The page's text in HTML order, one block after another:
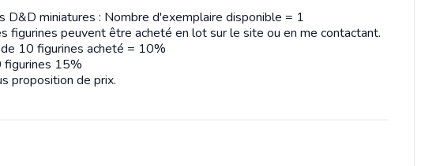
D&D miniatures : Nombre d'exemplaire disponible = 1
figurines peuvent être acheté en lot sur le site ou en me contactant.
10 figurines acheté = 10%
figurines 15%
proposition de prix.